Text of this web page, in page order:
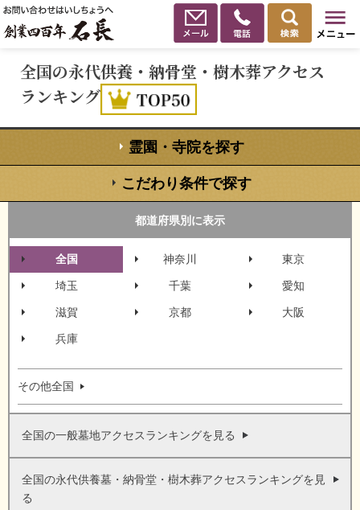
全国の永代供養・納骨堂・樹木葬アクセス
ランキング
霊園・寺院を探す
こだわり条件で探す
都道府県別に表示
全国 神奈川 東京
埼玉 千葉 愛知
滋賀 京都 大阪
兵庫
その他全国
全国の一般墓地アクセスランキングを見る
全国の永代供養墓・納骨堂・樹木葬アクセスランキングを見
る